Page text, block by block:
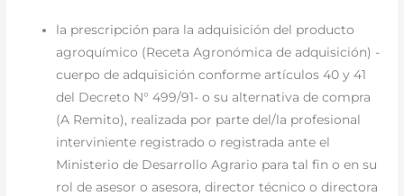
la prescripción para la adquisición del producto
agroquímico (Receta Agronómica de adquisición) -
cuerpo de adquisición conforme artículos 40 y 41
del Decreto N° 499/91- o su alternativa de compra
(A Remito), realizada por parte del/la profesional
interviniente registrado o registrada ante el
Ministerio de Desarrollo Agrario para tal fin o en su
rol de asesor o asesora, director técnico o directora